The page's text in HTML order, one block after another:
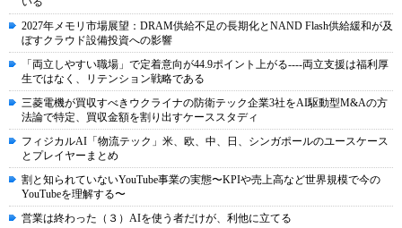
2027年メモリ市場展望：DRAM供給不足の長期化とNAND Flash供給緩和が及
ぼすクラウド設備投資への影響
「両立しやすい職場」で定着意向が44.9ポイント上がる----両立支援は福利厚
生ではなく、リテンション戦略である
三菱電機が買収すべきウクライナの防衛テック企業3社をAI駆動型M&Aの方
法論で特定、買収金額を割り出すケーススタディ
フィジカルAI「物流テック」米、欧、中、日、シンガポールのユースケース
とプレイヤーまとめ
割と知られていないYouTube事業の実態〜KPIや売上高など世界規模で今の
YouTubeを理解する〜
営業は終わった（３）AIを使う者だけが、利他に立てる